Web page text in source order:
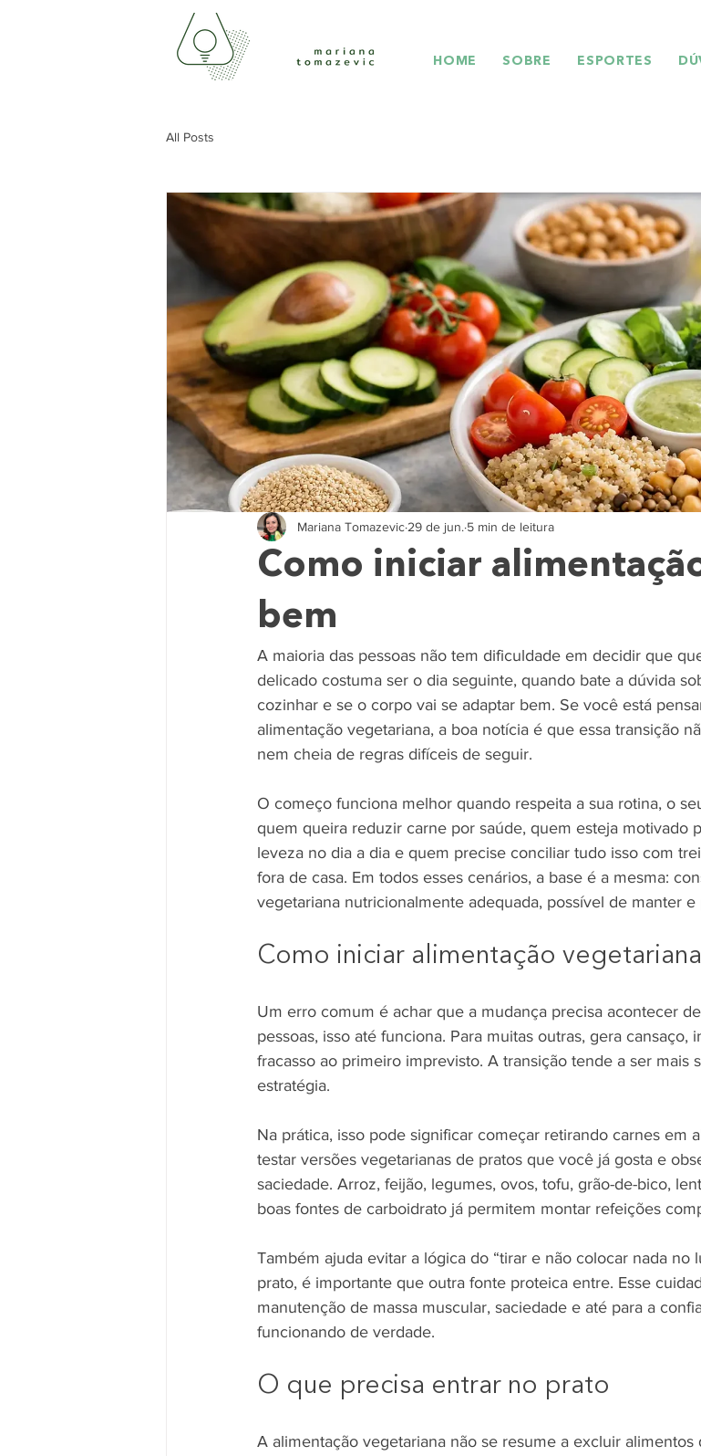
HOME SOBRE ESPORTES
All Posts
Como iniciar
bem
Mariana Tomazevic 29 de jun. 5 min de leitura
A maioria das pessoas não tem dificuldade em decidir que
delicado costuma ser o dia seguinte, quando bate a dúvida
cozinhar e se o corpo vai se adaptar bem. Se você está
alimentação vegetariana, a boa notícia é que essa transição
nem cheia de regras difíceis de seguir.
O começo funciona melhor quando respeita a sua rotina, o
quem queira reduzir carne por saúde, quem esteja motivado
leveza no dia a dia e quem precise conciliar tudo isso com
fora de casa. Em todos esses cenários, a base é a mesma:
vegetariana nutricionalmente adequada, possível de manter
Como iniciar alimentação
Um erro comum é achar que a mudança precisa acontecer
pessoas, isso até funciona. Para muitas outras, gera cansaço,
fracasso ao primeiro imprevisto. A transição tende a ser mais
estratégia.
Na prática, isso pode significar começar retirando carnes em
testar versões vegetarianas de pratos que você já gosta e
saciedade. Arroz, feijão, legumes, ovos, tofu, grão-de-bico,
boas fontes de carboidrato já permitem montar refeições
Também ajuda evitar a lógica do “tirar e não colocar nada no
prato, é importante que outra fonte proteica entre. Esse
manutenção de massa muscular, saciedade e até para a
funcionando de verdade.
O que precisa entrar no prato
A alimentação vegetariana não se resume a excluir alimentos